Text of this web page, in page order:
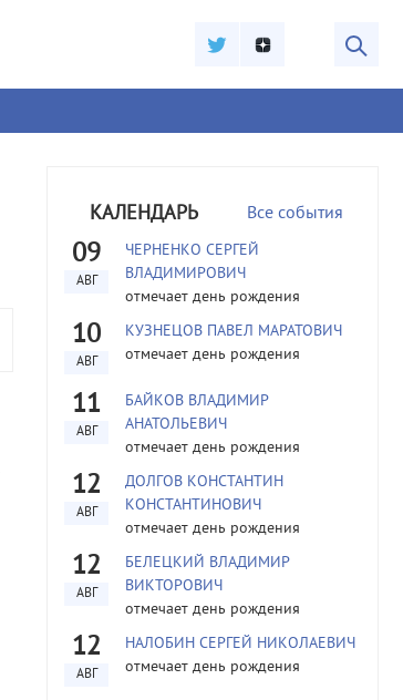
КАЛЕНДАРЬ Все события
09
АВГ
ЧЕРНЕНКО СЕРГЕЙ
ВЛАДИМИРОВИЧ
отмечает день рождения
10
АВГ
КУЗНЕЦОВ ПАВЕЛ МАРАТОВИЧ
отмечает день рождения
11
АВГ
БАЙКОВ ВЛАДИМИР
АНАТОЛЬЕВИЧ
отмечает день рождения
12
АВГ
ДОЛГОВ КОНСТАНТИН
КОНСТАНТИНОВИЧ
отмечает день рождения
12
АВГ
БЕЛЕЦКИЙ ВЛАДИМИР
ВИКТОРОВИЧ
отмечает день рождения
12
АВГ
НАЛОБИН СЕРГЕЙ НИКОЛАЕВИЧ
отмечает день рождения